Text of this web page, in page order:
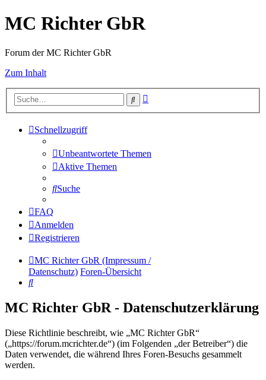
MC Richter GbR
Forum der MC Richter GbR
Zum Inhalt
Suche
Schnellzugriff
Unbeantwortete Themen
Aktive Themen
Suche
FAQ
Anmelden
Registrieren
MC Richter GbR (Impressum /
Datenschutz) Foren-Übersicht
Suche
MC Richter GbR - Datenschutzerklärung
Diese Richtlinie beschreibt, wie „MC Richter GbR“
(„https://forum.mcrichter.de“) (im Folgenden „der Betreiber“) die
Daten verwendet, die während Ihres Foren-Besuchs gesammelt
werden.